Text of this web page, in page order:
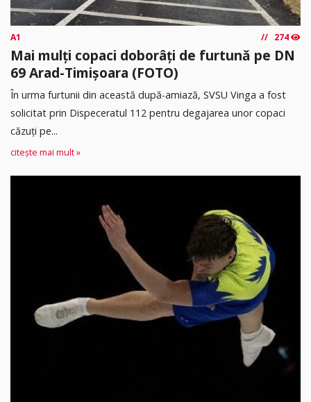
A1 274
Mai mulți copaci doborâți de furtună pe DN
69 Arad-Timișoara (FOTO)
În urma furtunii din această după-amiază, SVSU Vinga a fost
solicitat prin Dispeceratul 112 pentru degajarea unor copaci
căzuți pe...
citește mai mult »